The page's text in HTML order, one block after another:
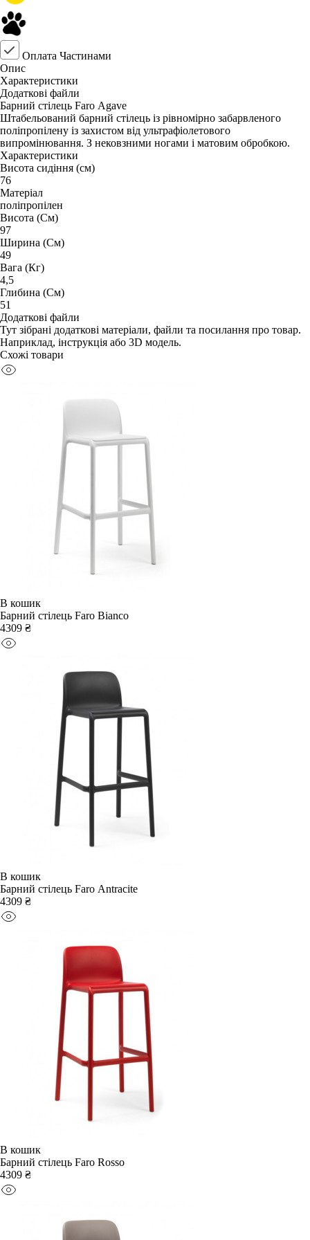
Оплата Частинами
Опис
Характеристики
Додаткові файли
Барний стілець Faro Agave
Штабельований барний стілець із рівномірно забарвленого
поліпропілену із захистом від ультрафіолетового
випромінювання. З нековзними ногами і матовим обробкою.
Характеристики
Висота сидіння (см)
76
Матеріал
поліпропілен
Висота (См)
97
Ширина (См)
49
Вага (Кг)
4,5
Глибина (См)
51
Додаткові файли
Тут зібрані додаткові матеріали, файли та посилання про товар.
Наприклад, інструкція або 3D модель.
Схожі товари
В кошик
Барний стілець Faro Bianco
4309 ₴
В кошик
Барний стілець Faro Antracite
4309 ₴
В кошик
Барний стілець Faro Rosso
4309 ₴